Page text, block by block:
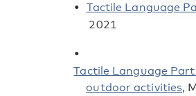
Tactile Language
2021
Tactile Language
outdoor activities,